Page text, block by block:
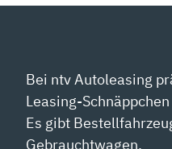
Bei ntv Autoleasing
Leasing-
Es gibt
Gebrauchtwagen.